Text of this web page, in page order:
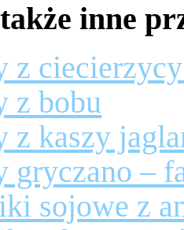
inne
z
z bobu
z kaszy
gryczano –
sojowe z